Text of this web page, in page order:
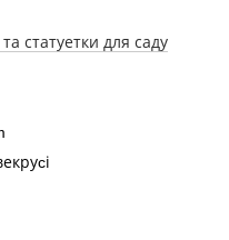
статуетки для саду